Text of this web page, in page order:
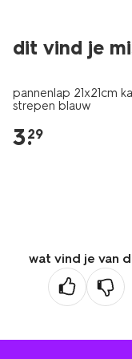
dit vind je
pannenlap 21x21cm
strepen blauw
3.
29
wat vind je van